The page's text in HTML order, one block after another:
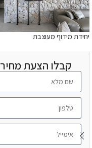
יחידת מידוף מעוצבת
קבלו הצעת מחיר